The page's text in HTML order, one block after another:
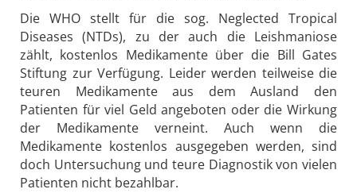
Die WHO stellt für die sog. Neglected Tropical
Diseases (NTDs), zu der auch die Leishmaniose
zählt, kostenlos Medikamente über die Bill Gates
Stiftung zur Verfügung. Leider werden teilweise die
teuren Medikamente aus dem Ausland den
Patienten für viel Geld angeboten oder die Wirkung
der Medikamente verneint. Auch wenn die
Medikamente kostenlos ausgegeben werden, sind
doch Untersuchung und teure Diagnostik von vielen
Patienten nicht bezahlbar.